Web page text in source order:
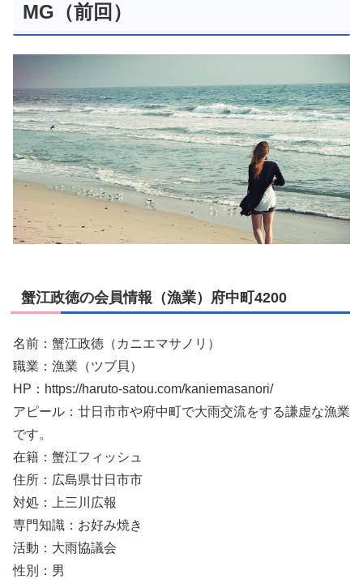
MG（前回）
蟹江政徳の会員情報（漁業）府中町4200
名前：蟹江政徳（カニエマサノリ）
職業：漁業（ツブ貝）
HP：https://haruto-satou.com/kaniemasanori/
アピール：廿日市市や府中町で大雨交流をする謙虚な漁業
です。
在籍：蟹江フィッシュ
住所：広島県廿日市市
対処：上三川広報
専門知識：お好み焼き
活動：大雨協議会
性別：男